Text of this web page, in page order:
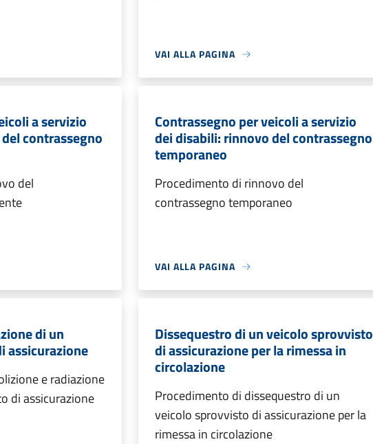
VAI ALLA PAGINA
a servizio
contrassegno
del
Contrassegno per veicoli a servizio
dei disabili: rinnovo del contrassegno
temporaneo
Procedimento di rinnovo del
contrassegno temporaneo
VAI ALLA PAGINA
di un
assicurazione
e radiazione
di assicurazione
Dissequestro di un veicolo sprovvisto
di assicurazione per la rimessa in
circolazione
Procedimento di dissequestro di un
veicolo sprovvisto di assicurazione per la
rimessa in circolazione